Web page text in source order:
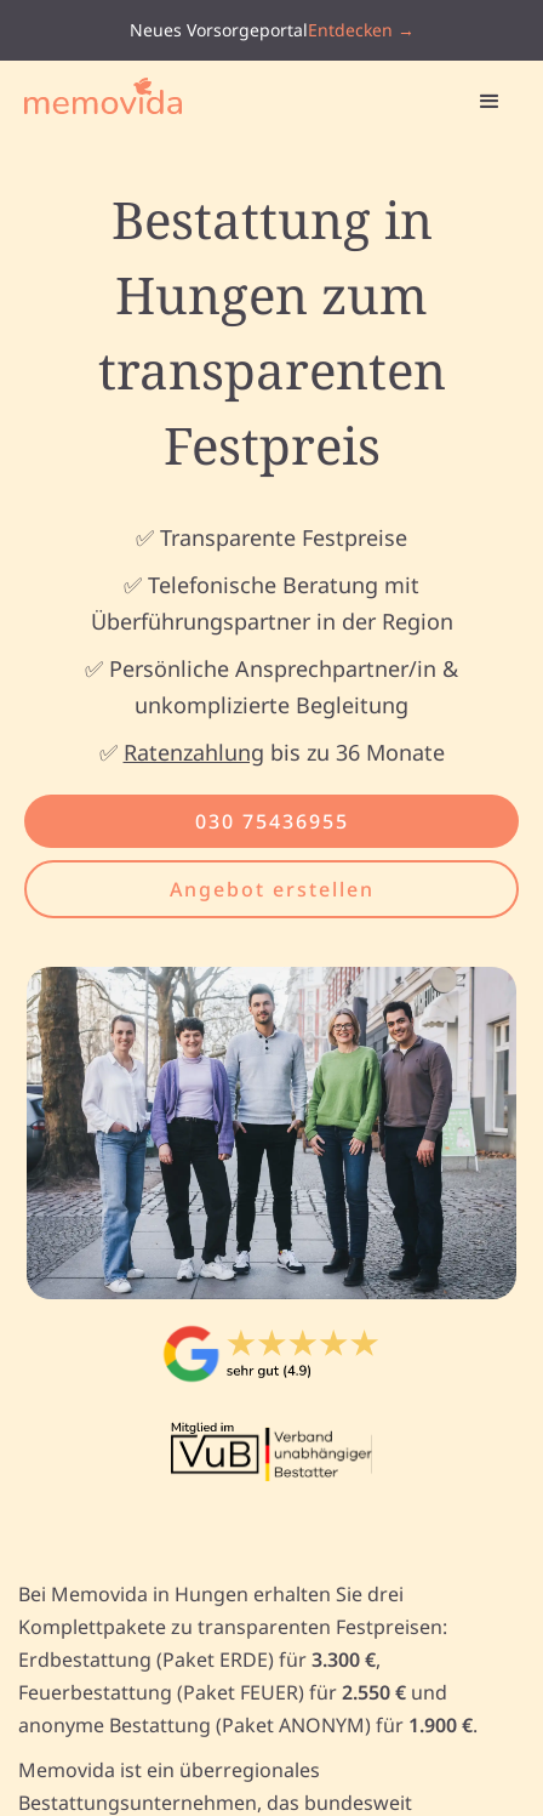
Neues VorsorgeportalEntdecken →
Bestattung in
Hungen zum
transparenten
Festpreis
✅ Transparente Festpreise
✅ Telefonische Beratung mit
Überführungspartner in der Region
✅ Persönliche Ansprechpartner/in &
unkomplizierte Begleitung
✅ Ratenzahlung bis zu 36 Monate
030 75436955
Angebot erstellen
Bei Memovida in Hungen erhalten Sie drei
Komplettpakete zu transparenten Festpreisen:
Erdbestattung (Paket ERDE) für3.300 €,
Feuerbestattung (Paket FEUER) für2.550 € und
anonyme Bestattung (Paket ANONYM) für 1.900 €.
Memovida ist ein überregionales
Bestattungsunternehmen, das bundesweit